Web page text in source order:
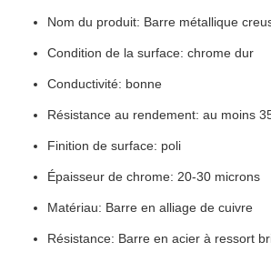
Nom du produit: Barre métallique
Condition de la surface: chrome dur
Conductivité: bonne
Résistance au rendement: au moins
Finition de surface: poli
Épaisseur de chrome: 20-30 microns
Matériau: Barre en alliage de cuivre
Résistance: Barre en acier à ressort